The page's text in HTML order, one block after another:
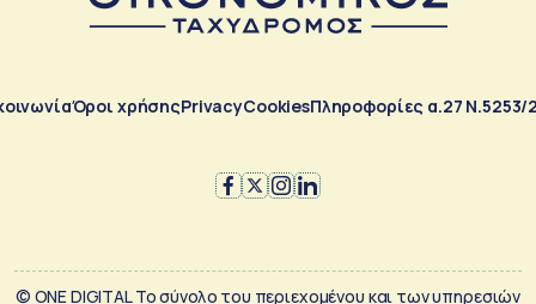
Όροι χρήσηςPrivacyCookiesΠληροφορίες α.27 Ν.5253/
© ONE DIGITAL Το σύνολο του περιεχομένου και των υπηρεσιών